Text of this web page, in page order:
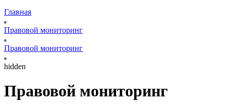
Главная
Правовой мониторинг
Правовой мониторинг
hidden
Правовой мониторинг